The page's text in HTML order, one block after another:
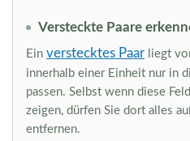
Versteckte Paare
Ein verstecktes Paar liegt
innerhalb einer Einheit nur in
passen. Selbst wenn diese
zeigen, dürfen Sie dort alles
entfernen.